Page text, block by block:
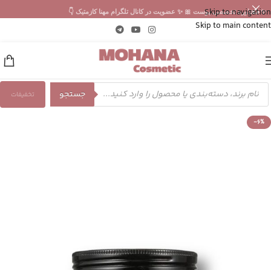
Skip to navigation
Skip to main content
✨ مشاوره تخصصی پوست 🎀 ✨ عضویت در کانال تلگرام مهنا کازمتیک 👇
جستجو تخفیفات
-6%